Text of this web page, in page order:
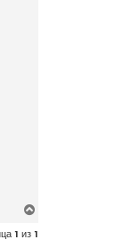
1 из1